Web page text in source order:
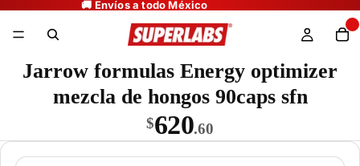
Jarrow formulas Energy optimizer
mezcla de hongos 90caps sfn
$620.60